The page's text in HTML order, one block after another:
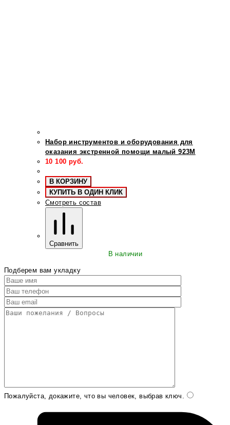
Набор инструментов и оборудования для
оказания экстренной помощи малый 923М
10 100 руб.
В КОРЗИНУ
КУПИТЬ В ОДИН КЛИК
Смотреть состав
Сравнить
В наличии
Подберем вам укладку
Пожалуйста, докажите, что вы человек, выбрав ключ .